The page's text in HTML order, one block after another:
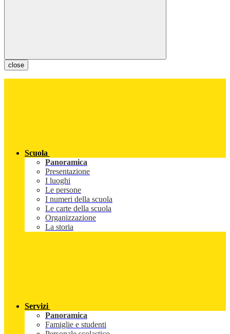
close
Scuola
Panoramica
Presentazione
I luoghi
Le persone
I numeri della scuola
Le carte della scuola
Organizzazione
La storia
Servizi
Panoramica
Famiglie e studenti